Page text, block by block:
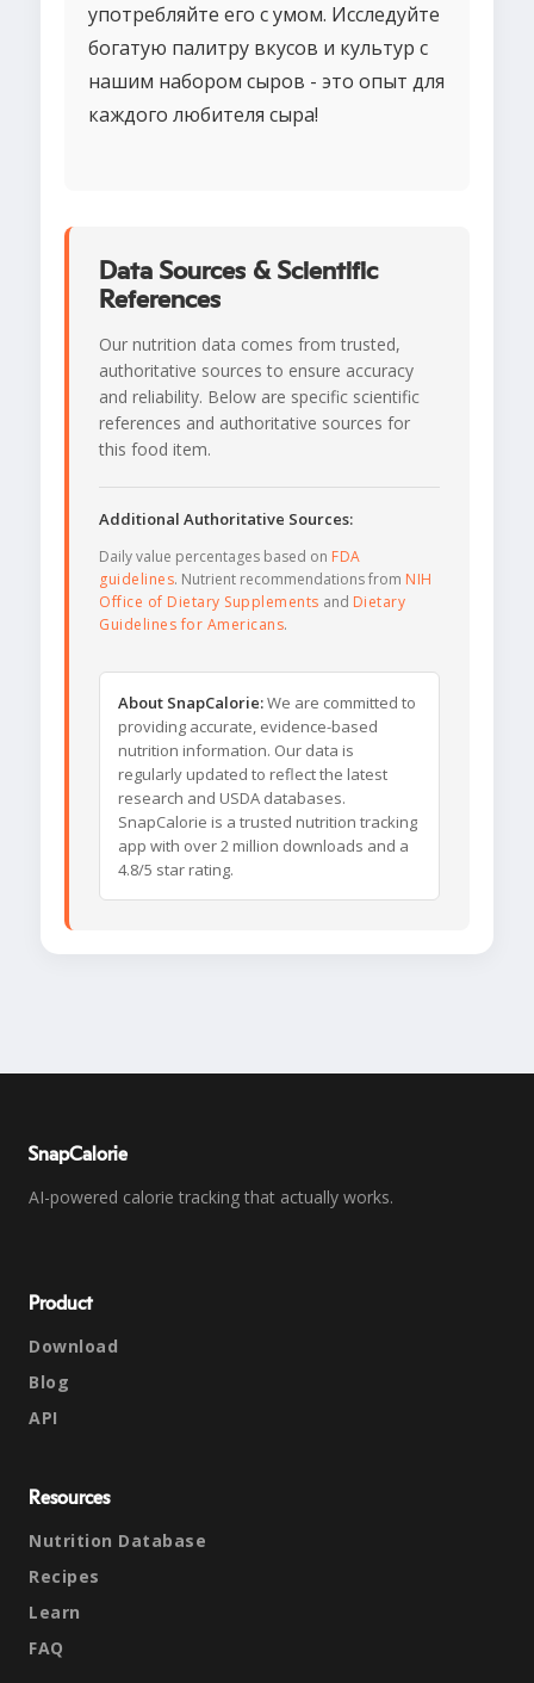
употребляйте его с умом. Исследуйте
богатую палитру вкусов и культур с
нашим набором сыров - это опыт для
каждого любителя сыра!
Data Sources & Scientific
References
Our nutrition data comes from trusted,
authoritative sources to ensure accuracy
and reliability. Below are specific scientific
references and authoritative sources for
this food item.
Additional Authoritative Sources:
Daily value percentages based on FDA
guidelines. Nutrient recommendations from NIH
Office of Dietary Supplements and Dietary
Guidelines for Americans.
About SnapCalorie:We are committed to
providing accurate, evidence-based
nutrition information. Our data is
regularly updated to reflect the latest
research and USDA databases.
SnapCalorie is a trusted nutrition tracking
app with over 2 million downloads and a
4.8/5 star rating.
SnapCalorie
AI-powered calorie tracking that actually works.
Product
Download
Blog
API
Resources
Nutrition Database
Recipes
Learn
FAQ